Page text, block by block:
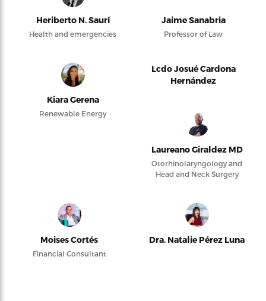
Heriberto N. Saurí
Health and emergencies
Jaime Sanabria
Professor of Law
Kiara Gerena
Renewable Energy
Lcdo Josué Cardona
Hernández
Laureano Giraldez MD
Otorhinolaryngology and
Head and Neck Surgery
Moises Cortés
Financial Consultant
Dra. Natalie Pérez Luna